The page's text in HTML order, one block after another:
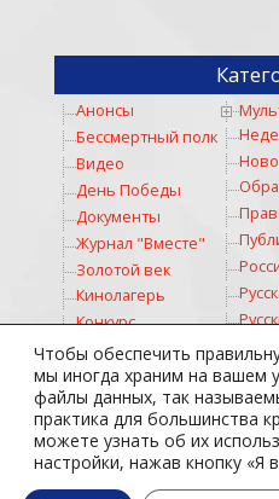
Чтобы обеспечить
мы иногда храним на вашем
файлы данных, так
практика для большинства
можете узнать об их
настройки, нажав кнопку «Я
Анонсы
Бессмертный полк
Видео
День Победы
Документы
Журнал "Вместе"
Золотой век
Кинолагерь
Конкурс
Коронавирус
Космос
Культура
Личности
Медицина